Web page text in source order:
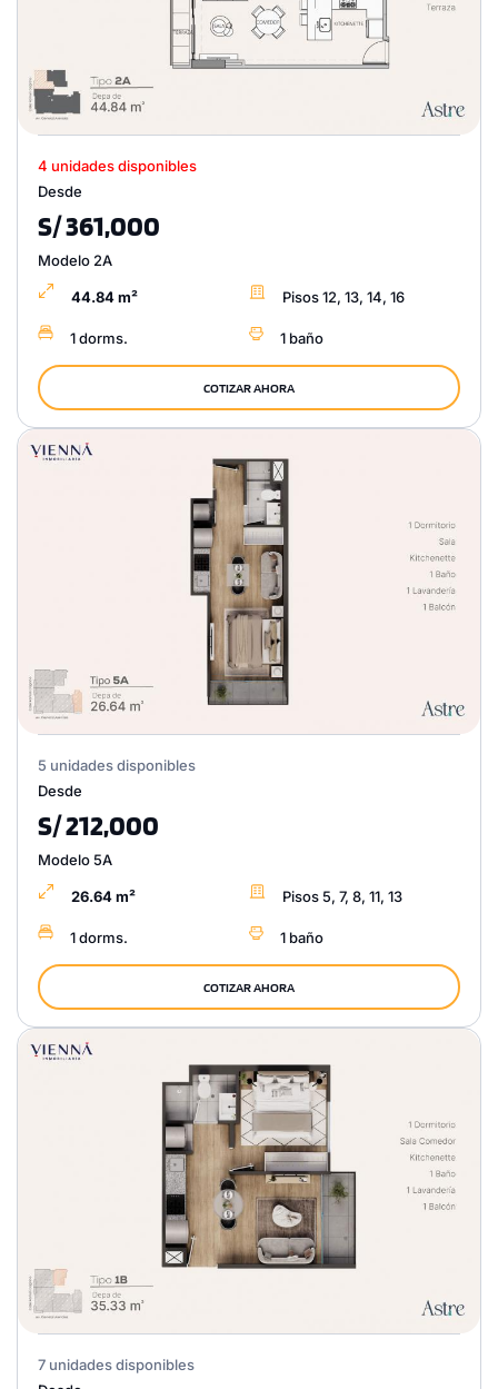
4 unidades disponibles
Desde
S/ 361,000
Modelo 2A
44.84 m² Pisos 12, 13, 14, 16
1 dorms. 1 baño
COTIZAR AHORA
5 unidades disponibles
Desde
S/ 212,000
Modelo 5A
26.64 m² Pisos 5, 7, 8, 11, 13
1 dorms. 1 baño
COTIZAR AHORA
7 unidades disponibles